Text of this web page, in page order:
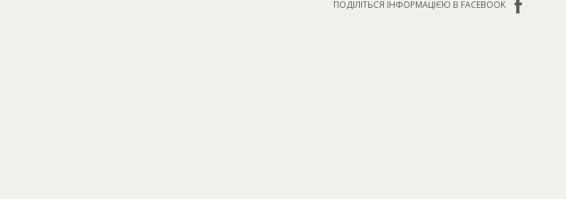
ПОДІЛІТЬСЯ ІНФОРМАЦІЄЮ В FACEBOOK